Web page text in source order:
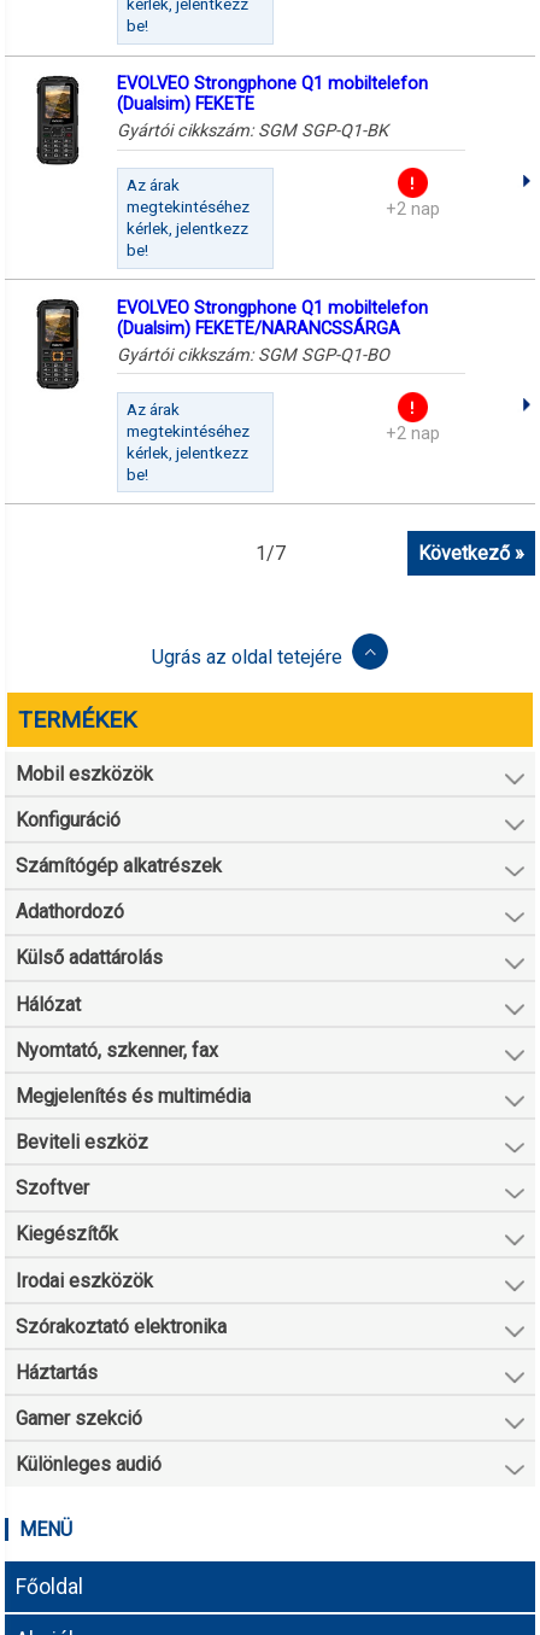
kérlek, jelentkezz
be!
EVOLVEO Strongphone Q1 mobiltelefon
(Dualsim) FEKETE
Gyártói cikkszám: SGM SGP-Q1-BK
Az árak
megtekintéséhez
kérlek, jelentkezz
be!
+2 nap
EVOLVEO Strongphone Q1 mobiltelefon
(Dualsim) FEKETE/NARANCSSÁRGA
Gyártói cikkszám: SGM SGP-Q1-BO
Az árak
megtekintéséhez
kérlek, jelentkezz
be!
+2 nap
1/7 Következő »
Ugrás az oldal tetejére
TERMÉKEK
Mobil eszközök
Konfiguráció
Számítógép alkatrészek
Adathordozó
Külső adattárolás
Hálózat
Nyomtató, szkenner, fax
Megjelenítés és multimédia
Beviteli eszköz
Szoftver
Kiegészítők
Irodai eszközök
Szórakoztató elektronika
Háztartás
Gamer szekció
Különleges audió
MENÜ
Főoldal